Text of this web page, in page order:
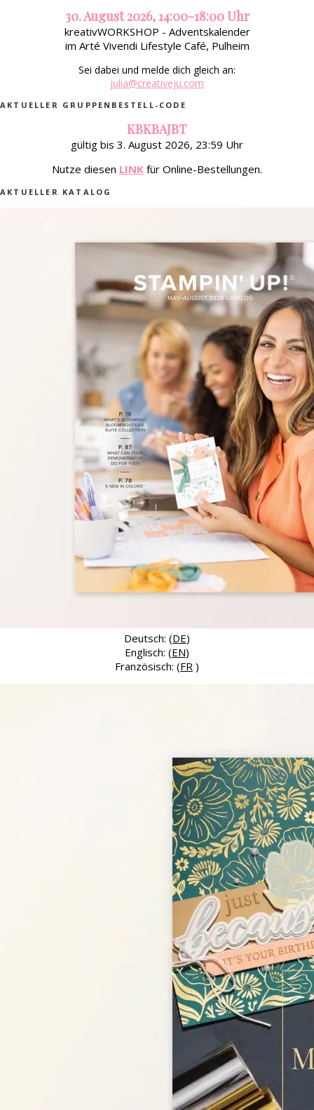
30. August 2026, 14:00-18:00 Uhr
kreativWORKSHOP - Adventskalender
im Arté Vivendi Lifestyle Café, Pulheim
Sei dabei und melde dich gleich an:
julia@creativeju.com
AKTUELLER GRUPPENBESTELL-CODE
KBKBAJBT
gültig bis 3. August 2026, 23:59 Uhr
Nutze diesen LINK für Online-Bestellungen.
AKTUELLER KATALOG
Deutsch: (DE)
Englisch: (EN)
Französisch: (FR )